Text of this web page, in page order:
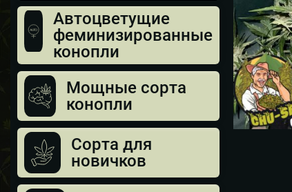
Автоцветущие
феминизированные
конопли
Мощные сорта
конопли
Сорта для
новичков